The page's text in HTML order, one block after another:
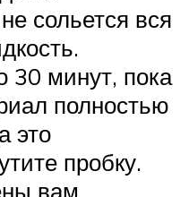
сольется вся
30 минут, пока
полностью
это
пробку.
вам